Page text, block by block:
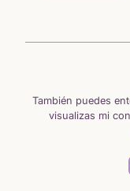
También puedes
visualizas mi